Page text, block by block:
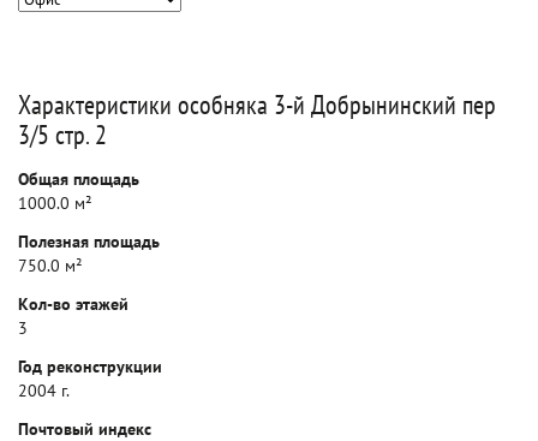
Характеристики особняка 3-й Добрынинский пер
3/5 стр. 2
Общая площадь
1000.0 м²
Полезная площадь
750.0 м²
Кол-во этажей
3
Год реконструкции
2004 г.
Почтовый индекс